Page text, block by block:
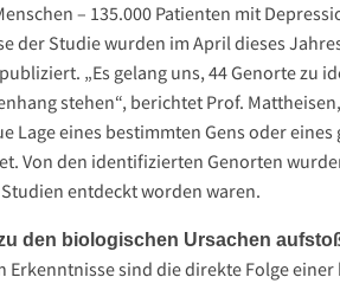
– 135.000 Patienten mit
der Studie wurden im April dieses
„Es gelang uns, 44 Genorte zu
stehen“, berichtet Prof.
Lage eines bestimmten Gens oder
Von den identifizierten Genorten
entdeckt worden waren.
den biologischen Ursachen
Erkenntnisse sind die direkte Folge